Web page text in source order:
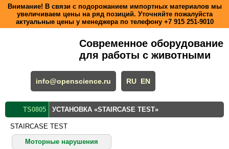
Внимание! В связи с подорожанием импортных материалов мы
увеличиваем цены на ряд позиций. Уточняйте пожалуйста
актуальные цены у менеджера по телефону +7 915 251-9010
Современное оборудование
для работы с животными
info@openscience.ru RU EN
TS0805 УСТАНОВКА «STAIRCASE TEST»
STAIRCASE TEST
Моторные нарушения